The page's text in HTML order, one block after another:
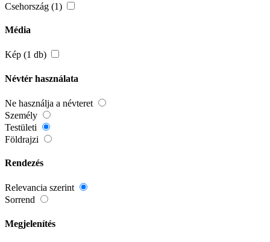
Csehország (1)
Média
Kép (1 db)
Névtér használata
Ne használja a névteret
Személy
Testületi
Földrajzi
Rendezés
Relevancia szerint
Sorrend
Megjelenítés